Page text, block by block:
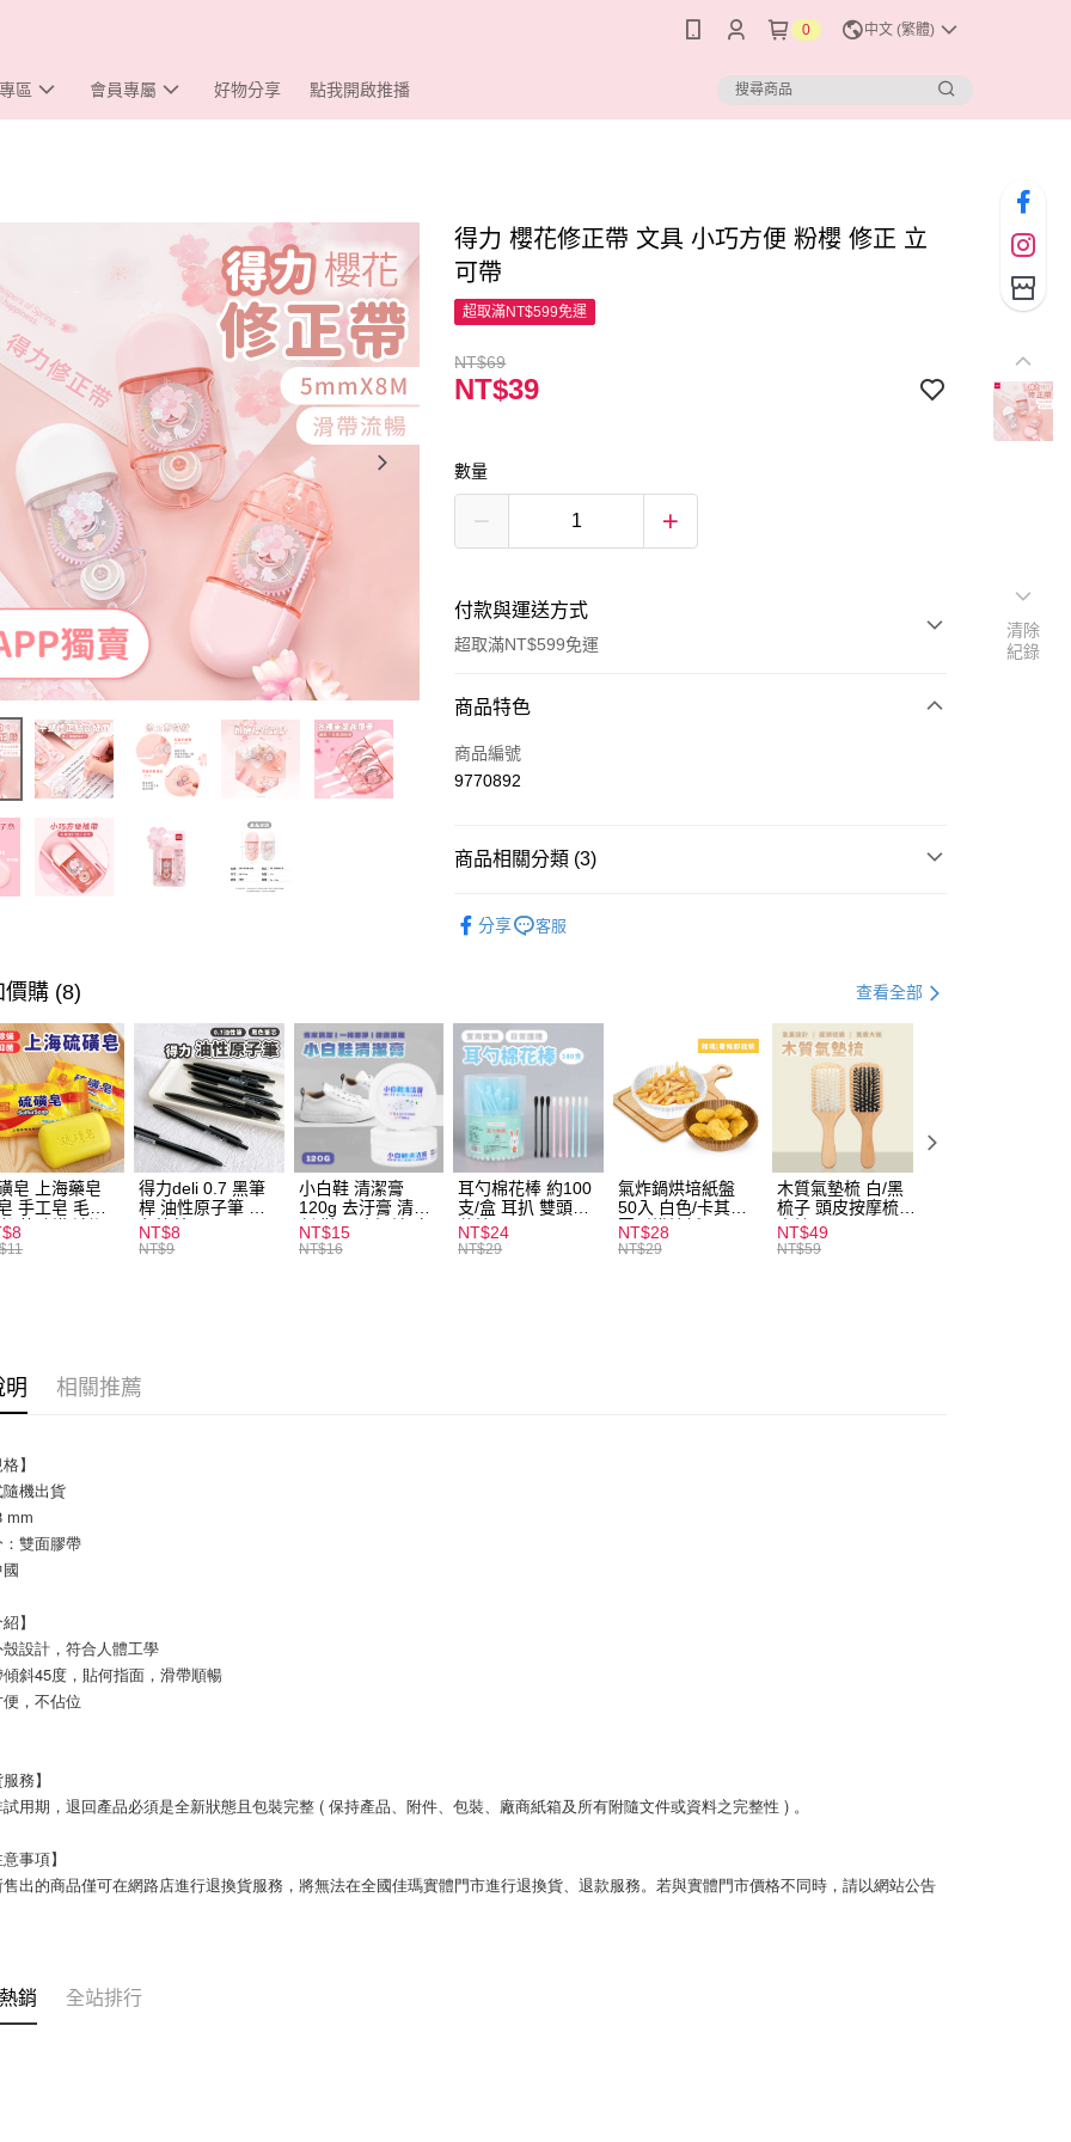
0 中文 (繁體)
區 會員專屬 好物分享 點我開啟推播
得力 櫻花修正帶 文具 小巧方便 粉櫻 修正 立
可帶
超取滿NT$599免運
NT$69
NT$39
數量
付款與運送方式
超取滿NT$599免運
付款方式
信用卡一次付款
街口支付
運送方式
全家取貨付款
每筆NT$60，滿NT$599(含以上)免運費
付款後全家取貨
每筆NT$60，滿NT$599(含以上)免運費
商品特色
商品編號
9770892
商品相關分類 (3)
分享 客服
價購 (8) 查看全部
皂 上海藥皂
手工皂 毛囊
菌除蟎 清潔
去油去痘 寵
得力deli 0.7 黑筆
桿 油性原子筆 黑
色筆芯 S304
NT$8
NT$9
小白鞋 清潔膏
120g 去汙膏 清潔
劑 鞋子 去汙漬 白
皮鞋 鞋油
NT$15
NT$16
耳勺棉花棒 約100
支/盒 耳扒 雙頭棉
花棒
NT$24
NT$29
氣炸鍋烘培紙盤
50入 白色/卡其色
圓形烘焙紙
NT$28
NT$29
木質氣墊梳 白/黑
梳子 頭皮按摩梳
木梳
NT$49
NT$59
明 相關推薦
】
機出貨
mm
雙面膠帶
】
設計，符合人體工學
斜45度，貼何指面，滑帶順暢
，不佔位
務】
用期，退回產品必須是全新狀態且包裝完整 ( 保持產品、附件、包裝、廠商紙箱及所有附隨文件或資料之完整性 ) 。
事項】
出的商品僅可在網路店進行退換貨服務，將無法在全國佳瑪實體門市進行退換貨、退款服務。若與實體門市價格不同時，請以網站公告
銷 全站排行
清除
紀錄